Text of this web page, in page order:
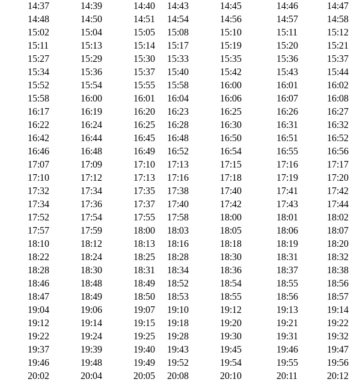
14:37 14:39 14:40 14:43 14:45 14:46
14:47
14:48 14:50 14:51 14:54 14:56 14:57
14:58
15:02 15:04 15:05 15:08 15:10 15:11
15:12
15:11 15:13 15:14 15:17 15:19 15:20
15:21
15:27 15:29 15:30 15:33 15:35 15:36
15:37
15:34 15:36 15:37 15:40 15:42 15:43
15:44
15:52 15:54 15:55 15:58 16:00 16:01
16:02
15:58 16:00 16:01 16:04 16:06 16:07
16:08
16:17 16:19 16:20 16:23 16:25 16:26
16:27
16:22 16:24 16:25 16:28 16:30 16:31
16:32
16:42 16:44 16:45 16:48 16:50 16:51
16:52
16:46 16:48 16:49 16:52 16:54 16:55
16:56
17:07 17:09 17:10 17:13 17:15 17:16
17:17
17:10 17:12 17:13 17:16 17:18 17:19
17:20
17:32 17:34 17:35 17:38 17:40 17:41
17:42
17:34 17:36 17:37 17:40 17:42 17:43
17:44
17:52 17:54 17:55 17:58 18:00 18:01
18:02
17:57 17:59 18:00 18:03 18:05 18:06
18:07
18:10 18:12 18:13 18:16 18:18 18:19
18:20
18:22 18:24 18:25 18:28 18:30 18:31
18:32
18:28 18:30 18:31 18:34 18:36 18:37
18:38
18:46 18:48 18:49 18:52 18:54 18:55
18:56
18:47 18:49 18:50 18:53 18:55 18:56
18:57
19:04 19:06 19:07 19:10 19:12 19:13
19:14
19:12 19:14 19:15 19:18 19:20 19:21
19:22
19:22 19:24 19:25 19:28 19:30 19:31
19:32
19:37 19:39 19:40 19:43 19:45 19:46
19:47
19:46 19:48 19:49 19:52 19:54 19:55
19:56
20:02 20:04 20:05 20:08 20:10 20:11
20:12